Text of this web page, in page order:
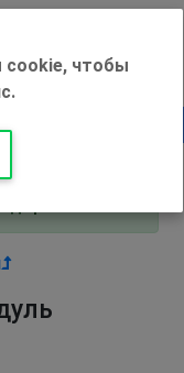
работает по
cookie, чтобы